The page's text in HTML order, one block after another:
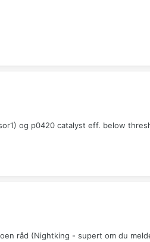
og p0420 catalyst eff. below
råd (Nightking - supert om du